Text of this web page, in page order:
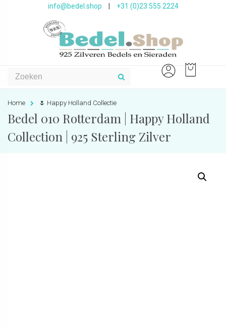
info@bedel.shop +31 (0)23 555 2224
Home 🌷 Happy Holland Collectie
Bedel 010 Rotterdam | Happy Holland
Collection | 925 Sterling Zilver